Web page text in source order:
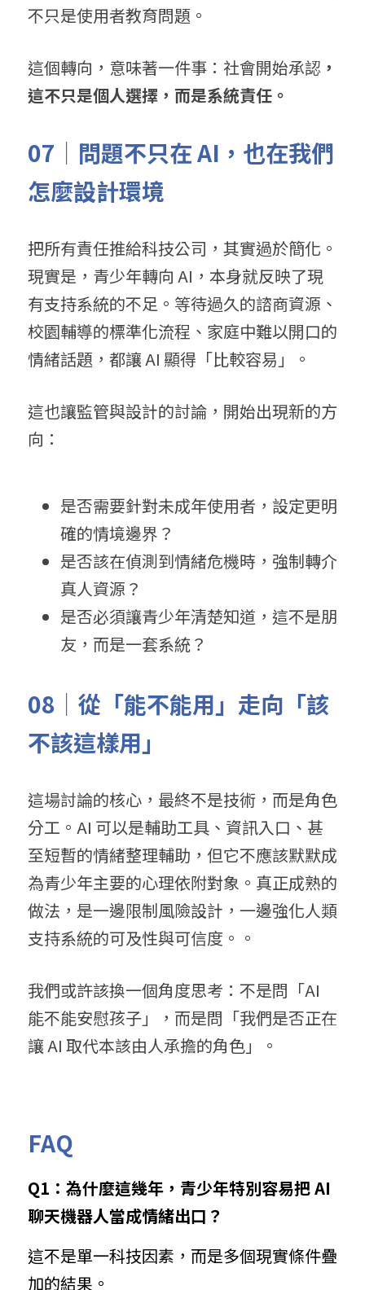
不只是使用者教育問題。
這個轉向，意味著一件事：社會開始承認 ，
這不只是個人選擇，而是系統責任。
07｜問題不只在 AI，也在我們
怎麼設計環境
把所有責任推給科技公司，其實過於簡化。
現實是，青少年轉向 AI，本身就反映了現
有支持系統的不足。等待過久的諮商資源、
校園輔導的標準化流程、家庭中難以開口的
情緒話題，都讓 AI 顯得「比較容易」。
這也讓監管與設計的討論，開始出現新的方
向：
是否需要針對未成年使用者，設定更明
確的情境邊界？
是否該在偵測到情緒危機時，強制轉介
真人資源？
是否必須讓青少年清楚知道，這不是朋
友，而是一套系統？
08｜從「能不能用」走向「該
不該這樣用」
這場討論的核心，最終不是技術，而是角色
分工。AI 可以是輔助工具、資訊入口、甚
至短暫的情緒整理輔助，但它不應該默默成
為青少年主要的心理依附對象。真正成熟的
做法，是一邊限制風險設計，一邊強化人類
支持系統的可及性與可信度。。
我們或許該換一個角度思考：不是問「AI
能不能安慰孩子」，而是問「我們是否正在
讓 AI 取代本該由人承擔的角色」。
FAQ
Q1：為什麼這幾年，青少年特別容易把 AI
聊天機器人當成情緒出口？
這不是單一科技因素，而是多個現實條件疊
加的結果。